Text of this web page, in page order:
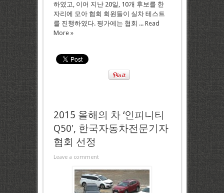
하였고, 이어 지난 20일, 10개 후보를 한
자리에 모아 협회 회원들이 실차 테스트
를 진행하였다. 평가에는 협회 ... Read
More »
2015 올해의 차 ‘인피니티
Q50′, 한국자동차전문기자
협회 선정
Leave a comment